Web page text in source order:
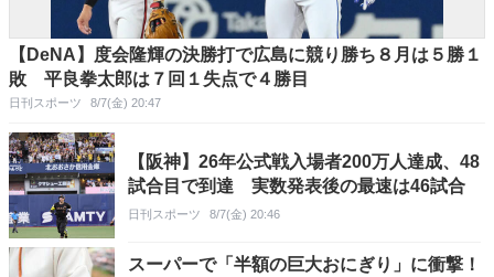
【DeNA】度会隆輝の決勝打で広島に競り勝ち８月は５勝１
敗 平良拳太郎は７回１失点で４勝目
日刊スポーツ 8/7(金) 20:47
【阪神】26年公式戦入場者200万人達成、48
試合目で到達 実数発表後の最速は46試合
日刊スポーツ 8/7(金) 20:46
スーパーで「半額の巨大おにぎり」に衝撃！